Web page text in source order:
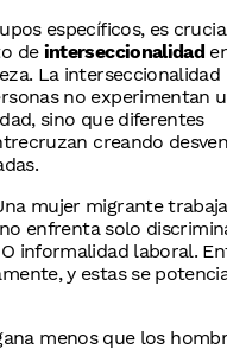
específicos, es
de interseccionalidad
La interseccionalidad
no experimentan
sino que diferentes
creando
mujer migrante
enfrenta solo
informalidad laboral.
y estas se
menos que los